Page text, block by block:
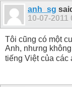
anh_sg
10-07-2011
Tôi cũng có một
Anh, nhưng
tiếng Việt của các